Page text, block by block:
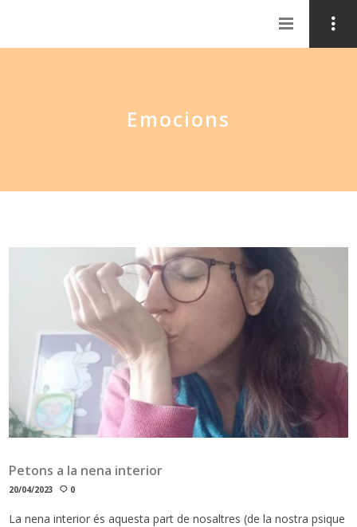
Emocions
Petons a la nena interior
20/04/2023 0
La nena interior és aquesta part de nosaltres (de la nostra psique